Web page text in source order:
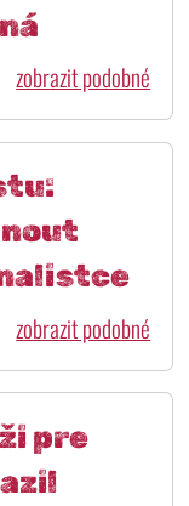
zobrazit podobné
zobrazit podobné
pre